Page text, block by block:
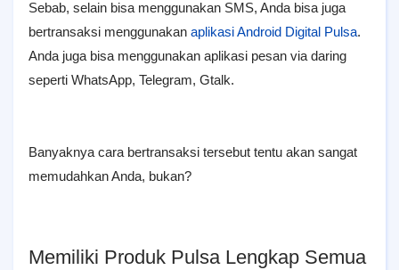
Sebab, selain bisa menggunakan SMS, Anda bisa juga
bertransaksi menggunakan aplikasi Android Digital Pulsa.
Anda juga bisa menggunakan aplikasi pesan via daring
seperti WhatsApp, Telegram, Gtalk.
Banyaknya cara bertransaksi tersebut tentu akan sangat
memudahkan Anda, bukan?
Memiliki Produk Pulsa Lengkap Semua